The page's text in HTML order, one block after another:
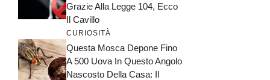
Grazie Alla Legge 104, Ecco
Il Cavillo
CURIOSITÀ
Questa Mosca Depone Fino
A 500 Uova In Questo Angolo
Nascosto Della Casa: Il